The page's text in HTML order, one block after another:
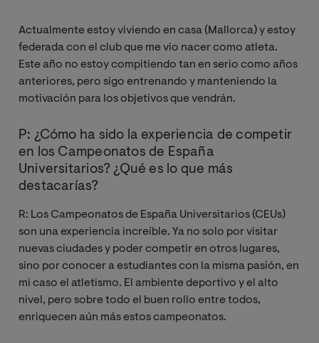
Actualmente estoy viviendo en casa (Mallorca) y estoy
federada con el club que me vio nacer como atleta.
Este año no estoy compitiendo tan en serio como años
anteriores, pero sigo entrenando y manteniendo la
motivación para los objetivos que vendrán.
P: ¿Cómo ha sido la experiencia de competir
en los Campeonatos de España
Universitarios? ¿Qué es lo que más
destacarías?
R: Los Campeonatos de España Universitarios (CEUs)
son una experiencia increíble. Ya no solo por visitar
nuevas ciudades y poder competir en otros lugares,
sino por conocer a estudiantes con la misma pasión, en
mi caso el atletismo. El ambiente deportivo y el alto
nivel, pero sobre todo el buen rollo entre todos,
enriquecen aún más estos campeonatos.